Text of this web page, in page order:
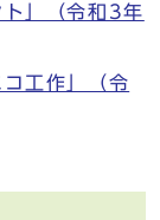
」（令和3年
工作」（令